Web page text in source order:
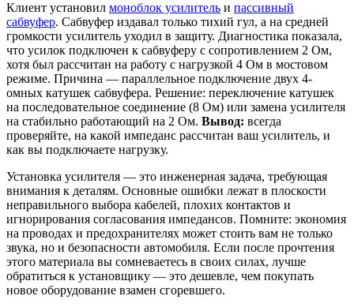
Клиент установил моноблок усилитель и пассивный
сабвуфер. Сабвуфер издавал только тихий гул, а на средней
громкости усилитель уходил в защиту. Диагностика показала,
что усилок подключен к сабвуферу с сопротивлением 2 Ом,
хотя был рассчитан на работу с нагрузкой 4 Ом в мостовом
режиме. Причина — параллельное подключение двух 4-
омных катушек сабвуфера. Решение: переключение катушек
на последовательное соединение (8 Ом) или замена усилителя
на стабильно работающий на 2 Ом. Вывод: всегда
проверяйте, на какой импеданс рассчитан ваш усилитель, и
как вы подключаете нагрузку.
Установка усилителя — это инженерная задача, требующая
внимания к деталям. Основные ошибки лежат в плоскости
неправильного выбора кабелей, плохих контактов и
игнорирования согласования импедансов. Помните: экономия
на проводах и предохранителях может стоить вам не только
звука, но и безопасности автомобиля. Если после прочтения
этого материала вы сомневаетесь в своих силах, лучше
обратиться к установщику — это дешевле, чем покупать
новое оборудование взамен сгоревшего.